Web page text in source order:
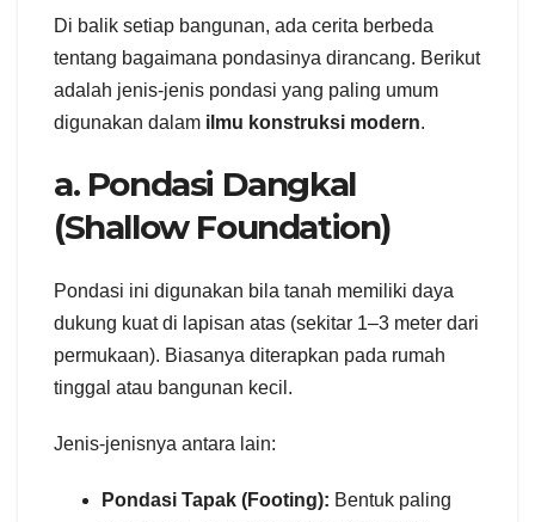
Di balik setiap bangunan, ada cerita berbeda
tentang bagaimana pondasinya dirancang. Berikut
adalah jenis-jenis pondasi yang paling umum
digunakan dalam ilmu konstruksi modern.
a. Pondasi Dangkal
(Shallow Foundation)
Pondasi ini digunakan bila tanah memiliki daya
dukung kuat di lapisan atas (sekitar 1–3 meter dari
permukaan). Biasanya diterapkan pada rumah
tinggal atau bangunan kecil.
Jenis-jenisnya antara lain:
Pondasi Tapak (Footing): Bentuk paling